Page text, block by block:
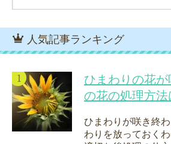
人気記事ランキング
ひまわりの花
の花の処理方法
ひまわりが咲き終
わりを放っておく